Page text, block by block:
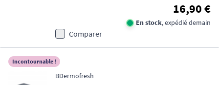
16,90 €
En stock, expédié demain
Comparer
Incontournable !
BDermofresh